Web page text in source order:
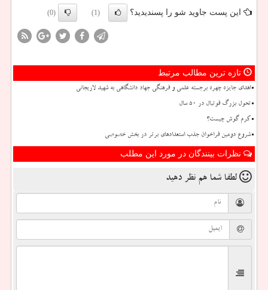
این پست جاوید شو را پسندیدید؟ (1)
(0)
تازه ترین مطالب مرتبط
اهدای جایزه چهره برجسته علمی و فرهنگی جهاد دانشگاهی به شهید لاریجانی
تحول بزرگ فوتبال در ۵۰ سال
کرم گوش چیست؟
شروع دومین فراخوان جذب استعدادهای برتر در بخش خصوصی
نظرات بینندگان در مورد این مطلب
لطفا شما هم نظر دهید